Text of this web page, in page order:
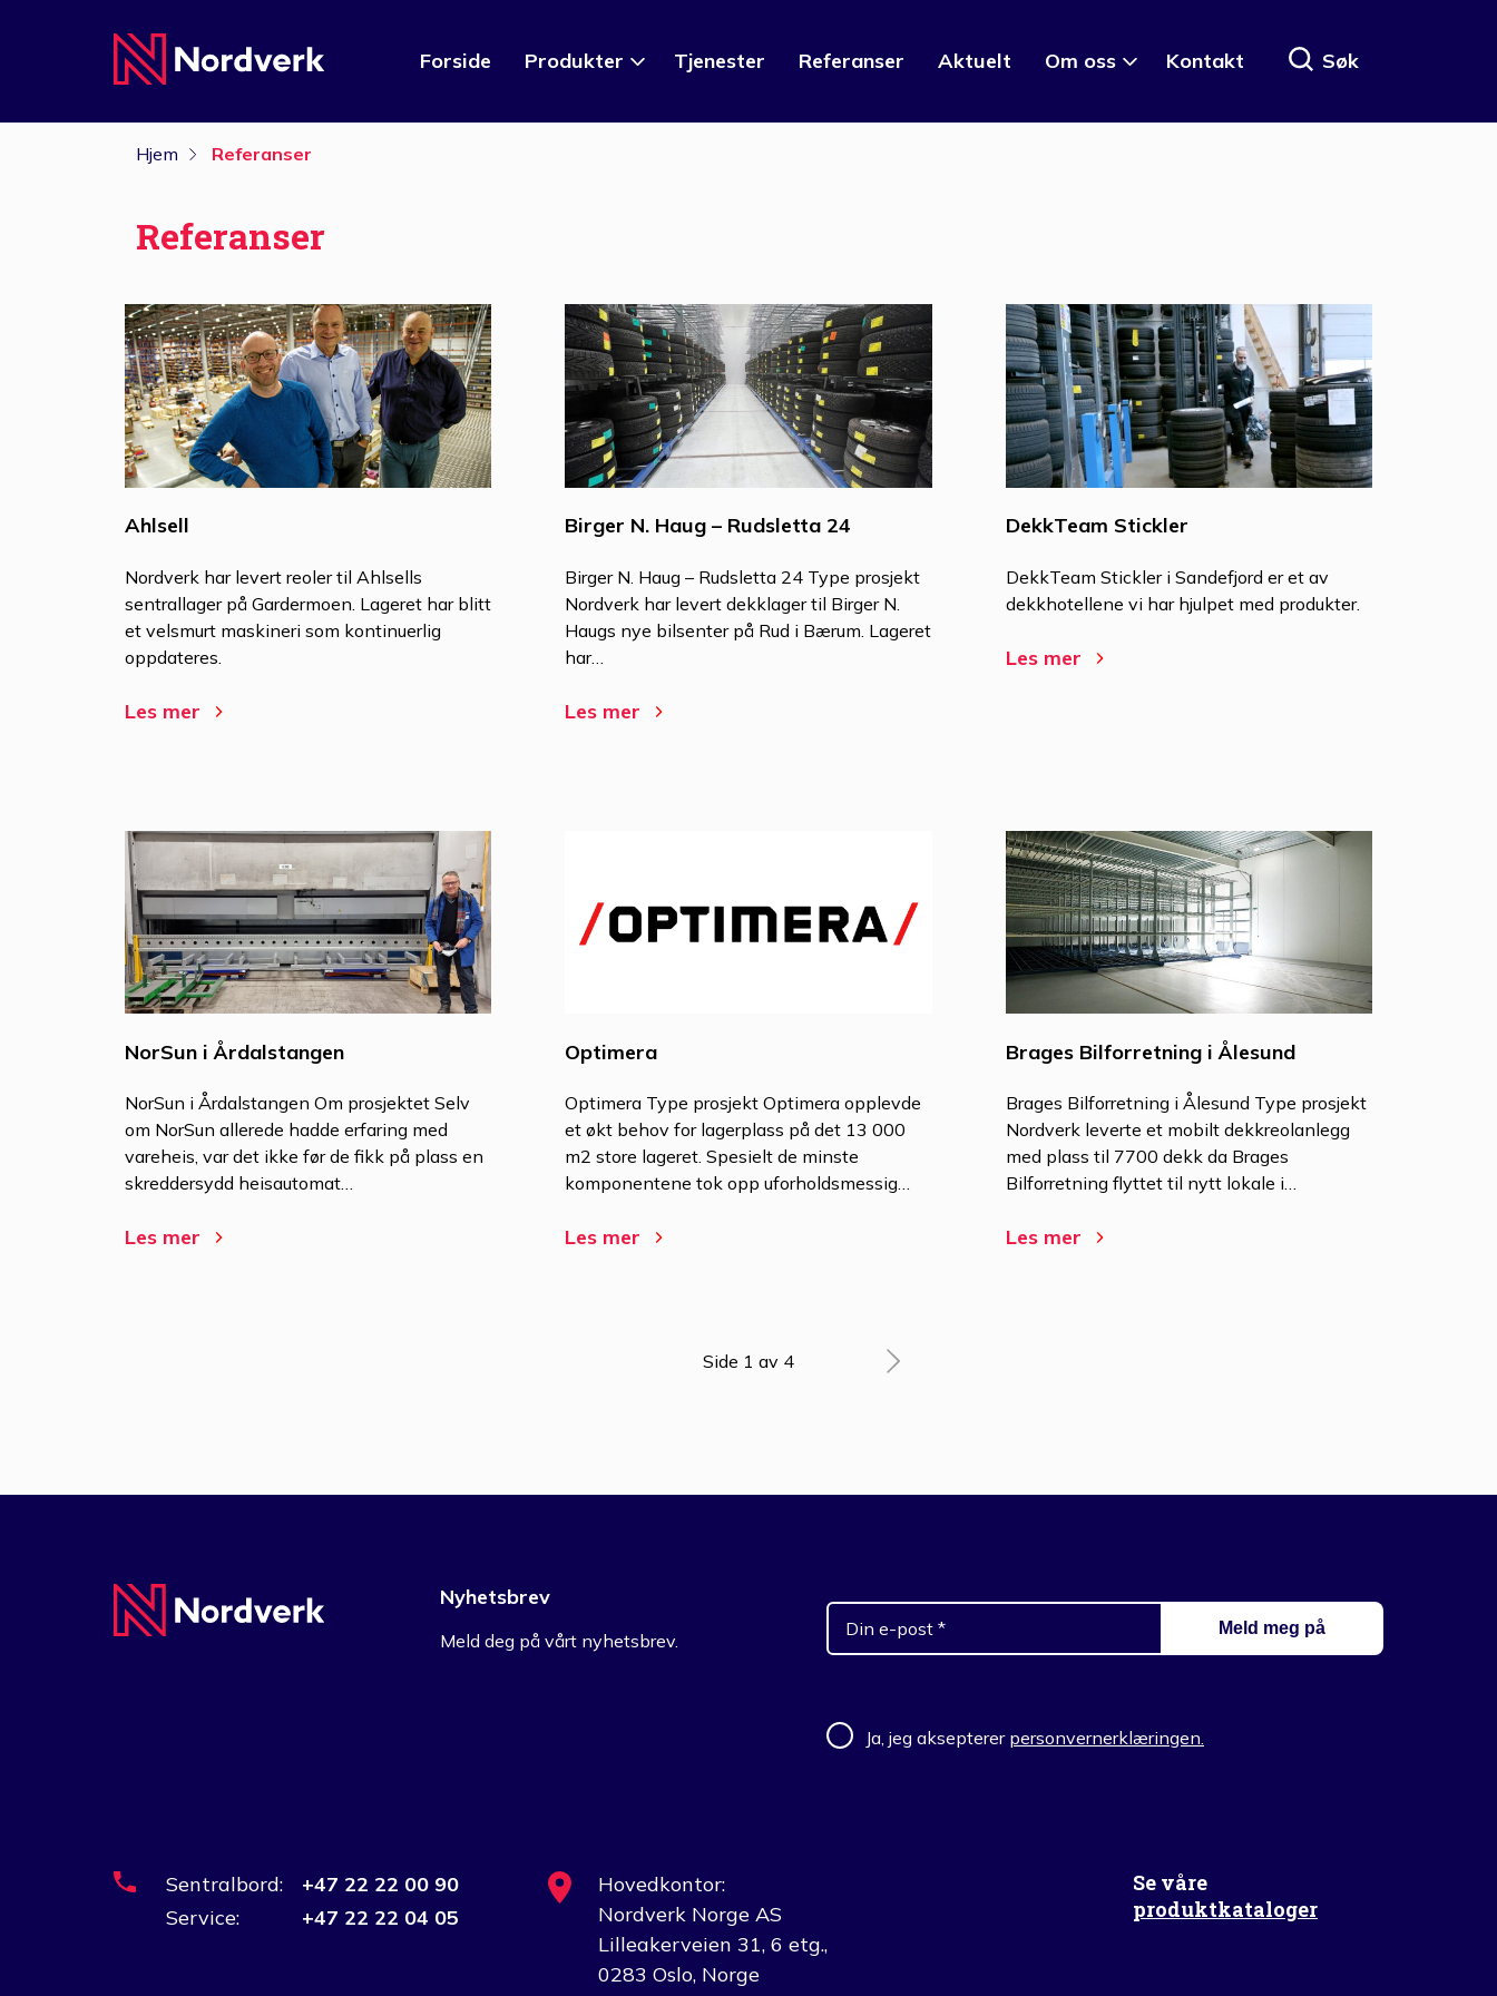
Forside Produkter Tjenester Referanser Aktuelt Om oss Kontakt Søk
Hjem Referanser
Referanser
Ahlsell
Nordverk har levert reoler til Ahlsells
sentrallager på Gardermoen. Lageret har blitt
et velsmurt maskineri som kontinuerlig
oppdateres.
Les mer
Birger N. Haug – Rudsletta 24
Birger N. Haug – Rudsletta 24 Type prosjekt
Nordverk har levert dekklager til Birger N.
Haugs nye bilsenter på Rud i Bærum. Lageret
har…
Les mer
DekkTeam Stickler
DekkTeam Stickler i Sandefjord er et av
dekkhotellene vi har hjulpet med produkter.
Les mer
NorSun i Årdalstangen
NorSun i Årdalstangen Om prosjektet Selv
om NorSun allerede hadde erfaring med
vareheis, var det ikke før de fikk på plass en
skreddersydd heisautomat…
Les mer
Optimera
Optimera Type prosjekt Optimera opplevde
et økt behov for lagerplass på det 13 000
m2 store lageret. Spesielt de minste
komponentene tok opp uforholdsmessig…
Les mer
Brages Bilforretning i Ålesund
Brages Bilforretning i Ålesund Type prosjekt
Nordverk leverte et mobilt dekkreolanlegg
med plass til 7700 dekk da Brages
Bilforretning flyttet til nytt lokale i…
Les mer
Side 1 av 4
Nyhetsbrev
Meld deg på vårt nyhetsbrev.
Ja, jeg aksepterer personvernerklæringen.
Sentralbord:
+47 22 22 00 90
Service:
+47 22 22 04 05
Hovedkontor:
Nordverk Norge AS
Lilleakerveien 31, 6 etg.,
0283 Oslo, Norge
Se våre
produktkataloger